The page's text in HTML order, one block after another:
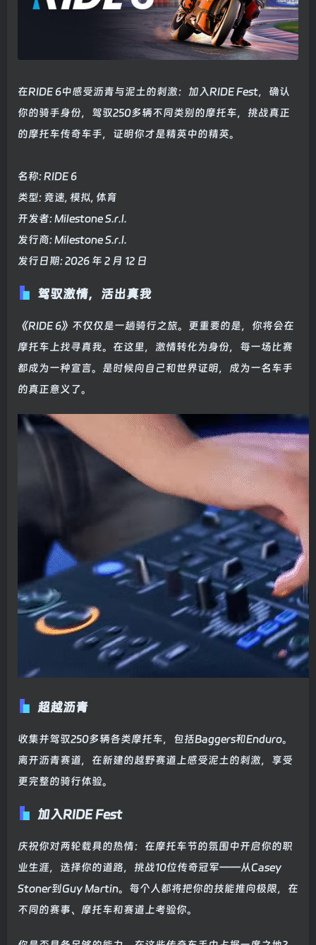
在RIDE 6中感受沥青与泥土的刺激：加入RIDE Fest，确认
你的骑手身份，驾驭250多辆不同类别的摩托车，挑战真正
的摩托车传奇车手，证明你才是精英中的精英。
名称: RIDE 6
类型: 竞速, 模拟, 体育
开发者: Milestone S.r.l.
发行商: Milestone S.r.l.
发行日期: 2026 年 2 月 12 日
驾驭激情，活出真我
《RIDE 6》不仅仅是一趟骑行之旅。更重要的是，你将会在
摩托车上找寻真我。在这里，激情转化为身份，每一场比赛
都成为一种宣言。是时候向自己和世界证明，成为一名车手
的真正意义了。
超越沥青
收集并驾驭250多辆各类摩托车，包括Baggers和Enduro。
离开沥青赛道，在新建的越野赛道上感受泥土的刺激，享受
更完整的骑行体验。
加入RIDE Fest
庆祝你对两轮载具的热情：在摩托车节的氛围中开启你的职
业生涯，选择你的道路，挑战10位传奇冠军——从Casey
Stoner到Guy Martin。每个人都将把你的技能推向极限，在
不同的赛事、摩托车和赛道上考验你。